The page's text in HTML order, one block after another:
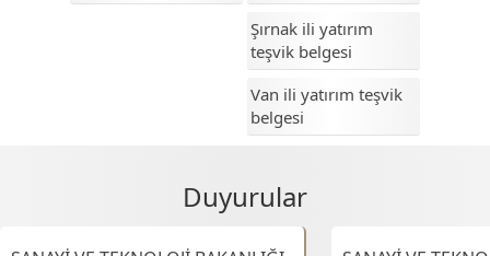
Şırnak ili yatırım
teşvik belgesi
Van ili yatırım teşvik
belgesi
Duyurular